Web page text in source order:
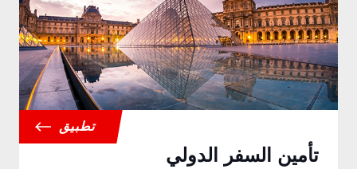
تطبيق
تأمين السفر الدولي